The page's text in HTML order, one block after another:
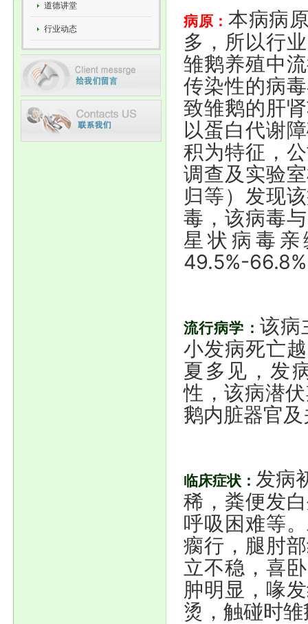
道德讲堂
行业动态 病原： 本病病
多，所以行
雏鹅养殖中
传染性的病
致雏鹅的肝
以蛋白代谢
积为特征，
调查及实验
归等）发现
毒，该病毒
星状病毒
49.5%-
流行病学： 该病
小发病死亡
夏多见，发
性，该病潜
鹅内脏器官
临床症状： 发病
稀，粪便发
呼吸困难等
瘸行，腿肘
立不稳，喜
肿明显，喙
烫，触碰时